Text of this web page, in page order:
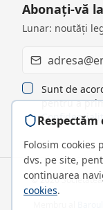
Abonați-vă
Lunar: noutăți
Sunt de
pentru a
©2026Societatea
Folosim
dvs. pe site,
continuarea
cookies.